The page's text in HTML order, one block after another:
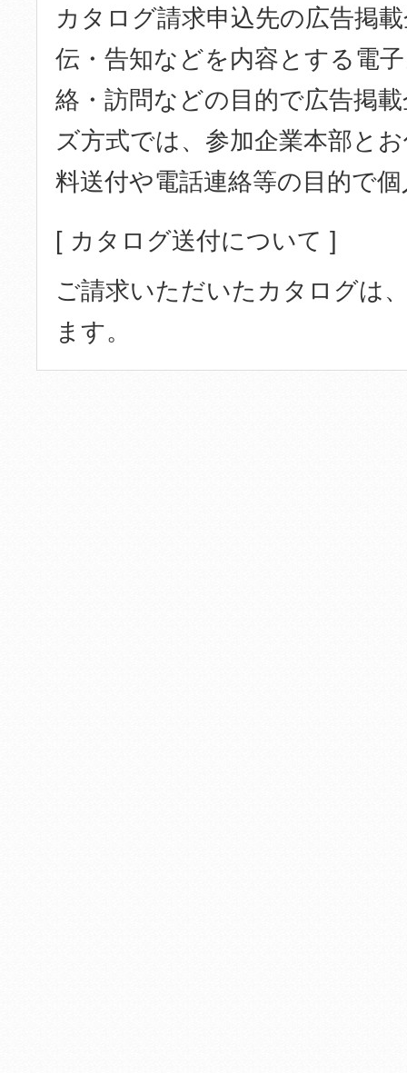
カタログ請求申込先の広告掲
伝・告知などを内容とする電
絡・訪問などの目的で広告掲
ズ方式では、参加企業本部と
料送付や電話連絡等の目的で
[ カタログ送付について ]
ご請求いただいたカタログは
ます。